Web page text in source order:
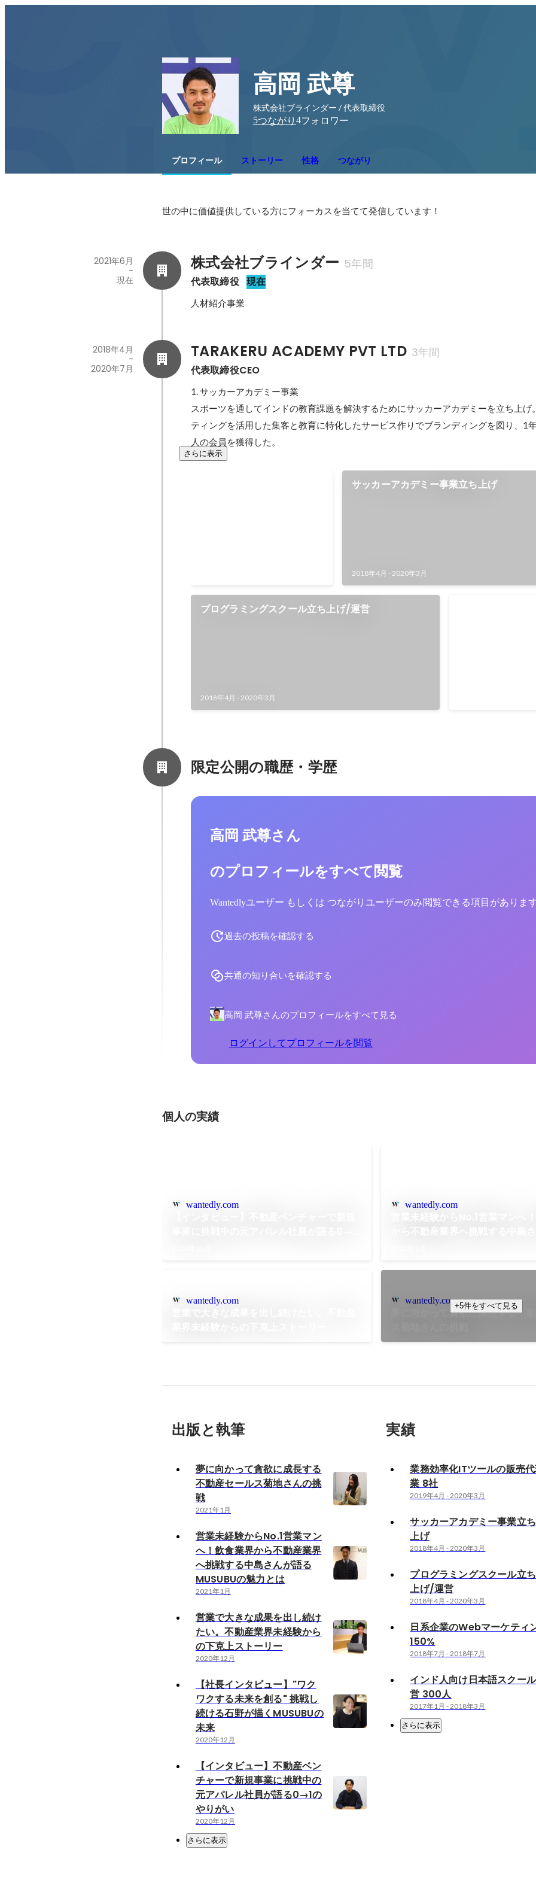
高岡 武尊
株式会社ブラインダー / 代表取締役
5つながり 4フォロワー
プロフィール ストーリー 性格 つながり
世の中に価値提供している方にフォーカスを当てて発信しています！
株式会社ブラインダー 5年間
代表取締役 現在
2021年6月
-
現在
人材紹介事業
TARAKERU ACADEMY PVT LTD 3年間
代表取締役CEO
2018年4月
-
2020年7月
1. サッカーアカデミー事業
スポーツを通してインドの教育課題を解決するためにサッカーアカデミーを立ち上げ
ティングを活用した集客と教育に特化したサービス作りでブランディングを図り、1
人の会員を獲得した。
さらに表示
サッカーアカデミー事業立ち上げ
2018年4月 -2020年3月
プログラミングスクール立ち上げ/運営
2018年4月 -2020年3月
限定公開の職歴・学歴
高岡 武尊さん
のプロフィールをすべて閲覧
Wantedlyユーザー もしくは つながりユーザーのみ閲覧できる項目がありま
過去の投稿を確認する
共通の知り合いを確認する
高岡 武尊さんのプロフィールをすべて見る
ログインしてプロフィールを閲覧
個人の実績
wantedly.com wantedly.com
wantedly.com wantedly.com
夢に向かって貪欲に成長する不
+5件をすべて見る
出版と執筆
夢に向かって貪欲に成長する
不動産セールス菊地さんの挑
戦
2021年1月
営業未経験からNo.1営業マン
へ！飲食業界から不動産業界
へ挑戦する中島さんが語る
MUSUBUの魅力とは
2021年1月
営業で大きな成果を出し続け
たい。不動産業界未経験から
の下克上ストーリー
2020年12月
【社長インタビュー】"ワク
ワクする未来を創る" 挑戦し
続ける石野が描くMUSUBUの
未来
2020年12月
【インタビュー】不動産ベン
チャーで新規事業に挑戦中の
元アパレル社員が語る0→1の
やりがい
2020年12月
さらに表示
実績
業務効率化ITツールの販売
業 8社
2019年4月 -2020年3月
サッカーアカデミー事業立ち
上げ
2018年4月 -2020年3月
プログラミングスクール立ち
上げ/運営
2018年4月 -2020年3月
日系企業のWebマーケティ
150%
2018年7月 -2018年7月
インド人向け日本語スクー
営 300人
2017年1月 -2018年3月
さらに表示